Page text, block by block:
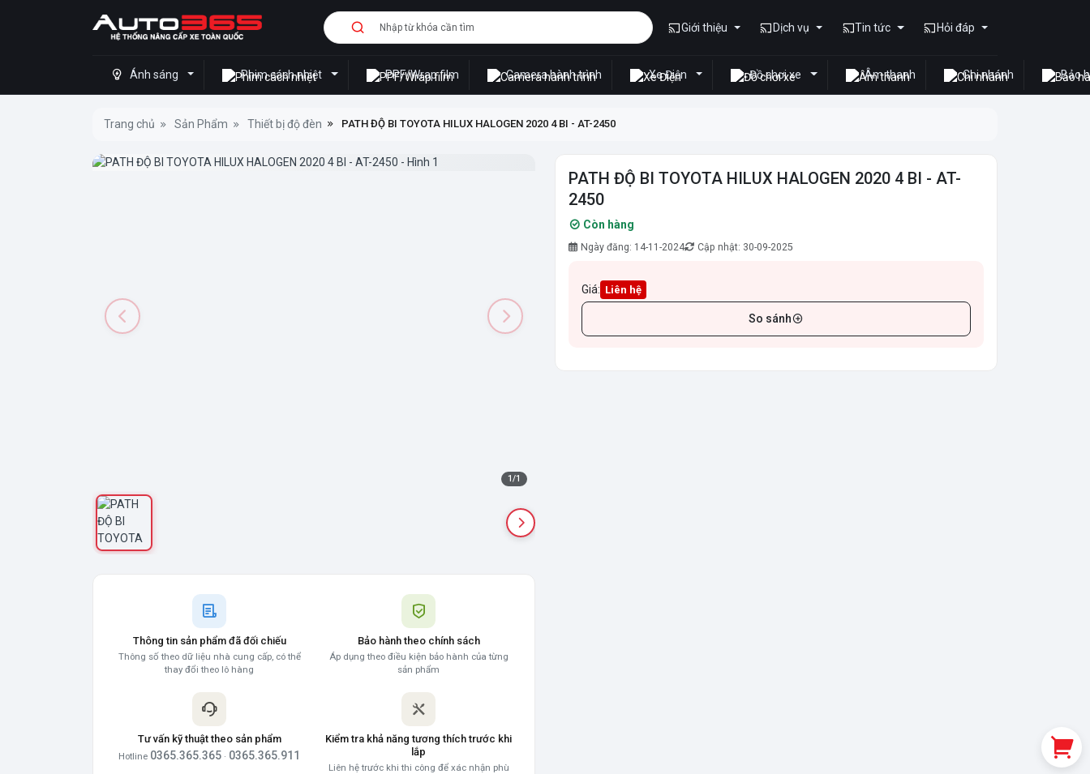
Giới thiệu Dịch vụ Tin tức Hỏi đáp
Ánh sáng Phim cách nhiệt PPF/Wrap film Camera hành trình Xe Điện Đồ chơi xe Âm thanh Chi nhánh Bảo
Trang chủ Sản Phẩm Thiết bị độ đèn PATH ĐỘ BI TOYOTA HILUX HALOGEN 2020 4 BI - AT-2450
1/1
Thông tin sản phẩm đã đối chiếu
Thông số theo dữ liệu nhà cung cấp, có thể
thay đổi theo lô hàng
Bảo hành theo chính sách
Áp dụng theo điều kiện bảo hành của từng
sản phẩm
Tư vấn kỹ thuật theo sản phẩm
Hotline 0365.365.365 · 0365.365.911
Kiểm tra khả năng tương thích trước khi
lắp
Liên hệ trước khi thi công để xác nhận phù
PATH ĐỘ BI TOYOTA HILUX HALOGEN 2020 4 BI - AT-
2450
Còn hàng
Ngày đăng: 14-11-2024 Cập nhật: 30-09-2025
Giá: Liên hệ
So sánh